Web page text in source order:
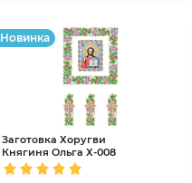
Hовинка
Заготовка Хоругви
Княгиня Ольга Х-008